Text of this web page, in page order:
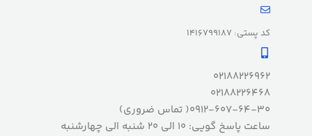
کد پستی: 1416799187
02188226962
02188226468
0912-607-64-30( تماس ضروری)
ساعت پاسخ گویی: 10 الی 20 شنبه الی چهارشنبه